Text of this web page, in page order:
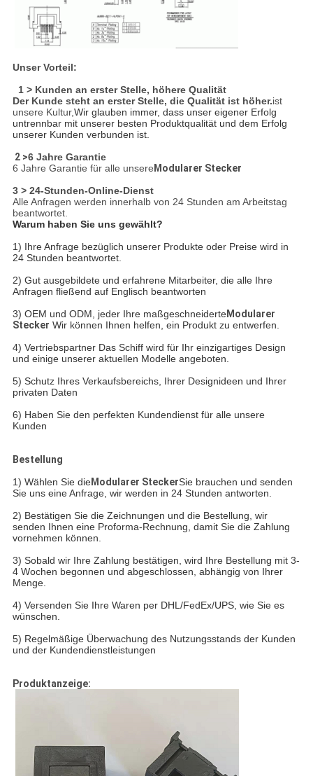
Unser Vorteil:
1 > Kunden an erster Stelle, höhere Qualität
Der Kunde steht an erster Stelle, die Qualität ist höher.ist
unsere Kultur,Wir glauben immer, dass unser eigener Erfolg
untrennbar mit unserer besten Produktqualität und dem Erfolg
unserer Kunden verbunden ist.
2 >6 Jahre Garantie
6 Jahre Garantie für alle unsere Modularer Stecker
3 > 24-Stunden-Online-Dienst
Alle Anfragen werden innerhalb von 24 Stunden am Arbeitstag
beantwortet.
Warum haben Sie uns gewählt?
1) Ihre Anfrage bezüglich unserer Produkte oder Preise wird in
24 Stunden beantwortet.
2) Gut ausgebildete und erfahrene Mitarbeiter, die alle Ihre
Anfragen fließend auf Englisch beantworten
3) OEM und ODM, jeder Ihre maßgeschneiderteModularer
Stecker Wir können Ihnen helfen, ein Produkt zu entwerfen.
4) Vertriebspartner Das Schiff wird für Ihr einzigartiges Design
und einige unserer aktuellen Modelle angeboten.
5) Schutz Ihres Verkaufsbereichs, Ihrer Designideen und Ihrer
privaten Daten
6) Haben Sie den perfekten Kundendienst für alle unsere
Kunden
Bestellung
1) Wählen Sie dieModularer SteckerSie brauchen und senden
Sie uns eine Anfrage, wir werden in 24 Stunden antworten.
2) Bestätigen Sie die Zeichnungen und die Bestellung, wir
senden Ihnen eine Proforma-Rechnung, damit Sie die Zahlung
vornehmen können.
3) Sobald wir Ihre Zahlung bestätigen, wird Ihre Bestellung mit 3-
4 Wochen begonnen und abgeschlossen, abhängig von Ihrer
Menge.
4) Versenden Sie Ihre Waren per DHL/FedEx/UPS, wie Sie es
wünschen.
5) Regelmäßige Überwachung des Nutzungsstands der Kunden
und der Kundendienstleistungen
Produktanzeige: